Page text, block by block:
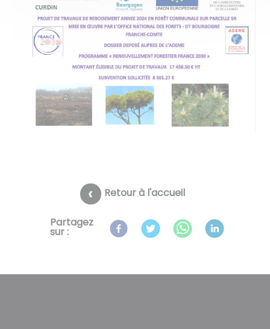
Retour à l'accueil
Partagez
sur :